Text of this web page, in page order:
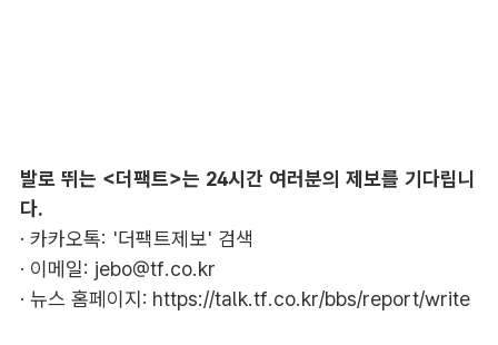
발로 뛰는 <더팩트>는 24시간 여러분의 제보를 기다립니
다.
· 카카오톡: '더팩트제보' 검색
· 이메일: jebo@tf.co.kr
· 뉴스 홈페이지: https://talk.tf.co.kr/bbs/report/write